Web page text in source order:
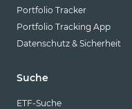
Portfolio Tracker
Portfolio Tracking App
Datenschutz & Sicherheit
Suche
ETF-Suche